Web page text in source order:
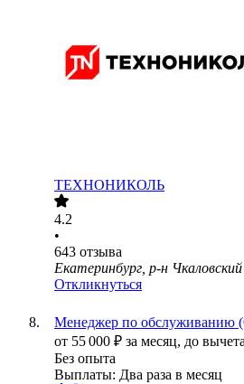
ТЕХНОНИКОЛЬ
4.2
•
643 отзыва
Екатеринбург, р-н Чкаловский
Откликнуться
Менеджер по обслуживанию
от 55 000 ₽ за месяц, до
Без опыта
Выплаты: Два раза в месяц